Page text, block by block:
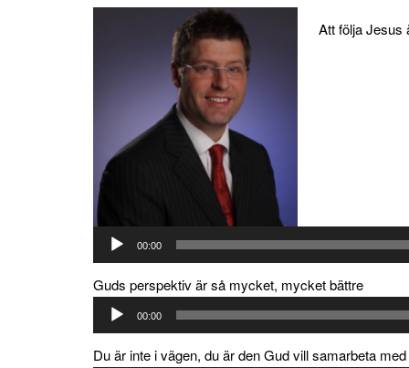
Att följa Jesus
00:00
Guds perspektiv är så mycket, mycket bättre
Ljudspelare
00:00
Du är inte i vägen, du är den Gud vill samarbeta med